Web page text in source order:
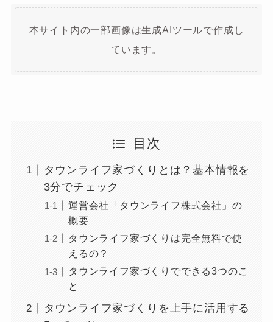
本サイト内の一部画像は生成AIツールで作成し
ています。
目次
タウンライフ家づくりとは？基本情報を
3分でチェック
運営会社「タウンライフ株式会社」の
概要
タウンライフ家づくりは完全無料で使
えるの？
タウンライフ家づくりでできる3つのこ
と
タウンライフ家づくりを上手に活用する